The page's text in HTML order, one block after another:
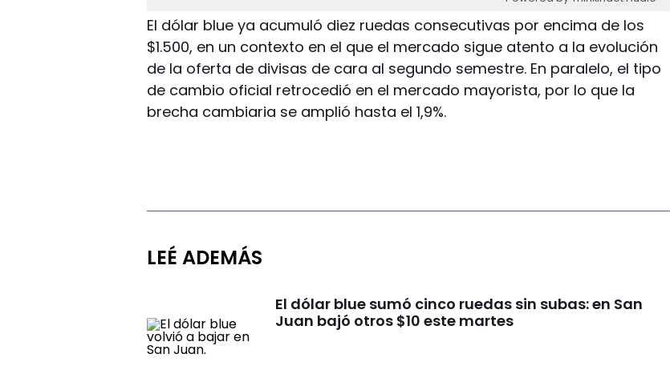
El dólar blue ya acumuló diez ruedas consecutivas por encima de los
$1.500, en un contexto en el que el mercado sigue atento a la evolución
de la oferta de divisas de cara al segundo semestre. En paralelo, el tipo
de cambio oficial retrocedió en el mercado mayorista, por lo que la
brecha cambiaria se amplió hasta el 1,9%.
LEÉ ADEMÁS
El dólar blue sumó cinco ruedas sin subas: en San
Juan bajó otros $10 este martes